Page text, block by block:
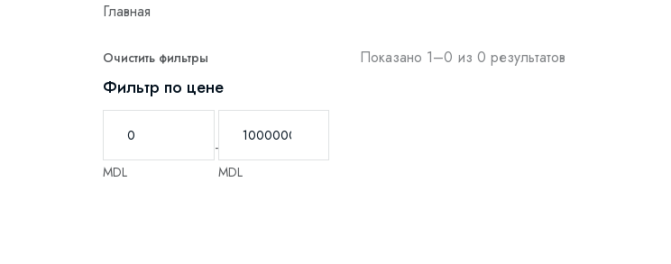
Главная
Очистить фильтры
Фильтр по цене
MDL
-
MDL
Показано 1–0 из 0 результатов